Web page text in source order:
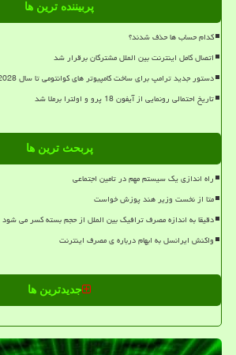
پربیننده ترین ها
کدام حساب ها حذف شدند؟
اتصال کامل اینترنت بین الملل مشترکان برقرار شد
دستور جدید ترامپ برای ساخت کامپیوتر های کوانتومی تا سال 2028
تاریخ احتمالی رونمایی از آیفون 18 پرو و اولترا برملا شد
پربحث ترین ها
راه اندازی یک سیستم مهم در تامین اجتماعی
متا از نخست وزیر هند پوزش خواست
دقیقا به اندازه مصرف ترافیک بین الملل از حجم بسته کسر می شود
واکنش ایرانسل به ابهام درباره ی مصرف اینترنت
جدیدترین ها